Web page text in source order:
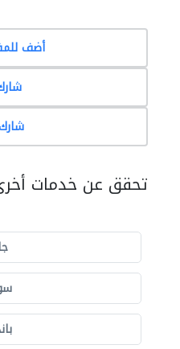
أضف
تحقق عن خدمات